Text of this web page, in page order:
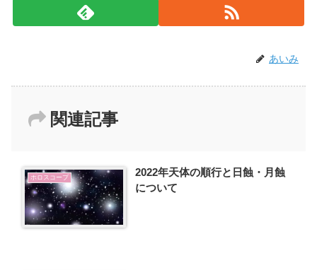
あいみ
関連記事
ホロスコープ
2022年天体の順行と日蝕・月蝕
について